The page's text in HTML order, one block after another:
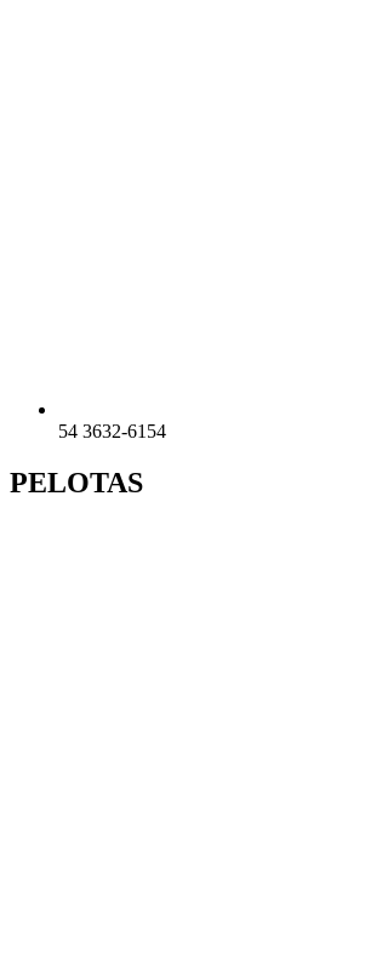
54 3632-6154
PELOTAS